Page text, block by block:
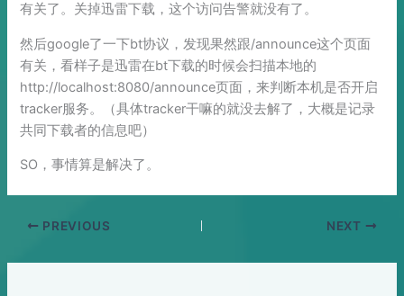
有关了。关掉迅雷下载，这个访问告警就没有了。
然后google了一下bt协议，发现果然跟/announce这个页面
有关，看样子是迅雷在bt下载的时候会扫描本地的
http://localhost:8080/announce页面，来判断本机是否开启
tracker服务。（具体tracker干嘛的就没去解了，大概是记录
共同下载者的信息吧）
SO，事情算是解决了。
PREVIOUS NEXT